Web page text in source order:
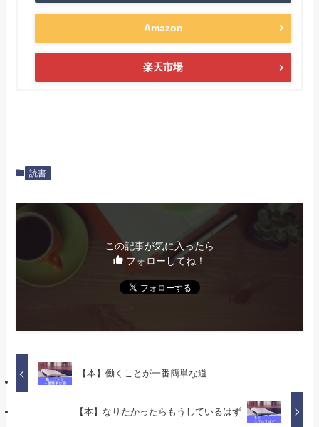
Amazon
楽天市場
読書
この記事が気に入ったら
フォローしてね！
【本】働くことが一番簡単な道
【本】なりたかったらもうしているはず